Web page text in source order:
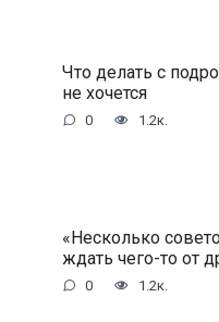
Что делать с
не хочется
0 1.2к.
«Несколько
ждать чего-то от
0 1.2к.